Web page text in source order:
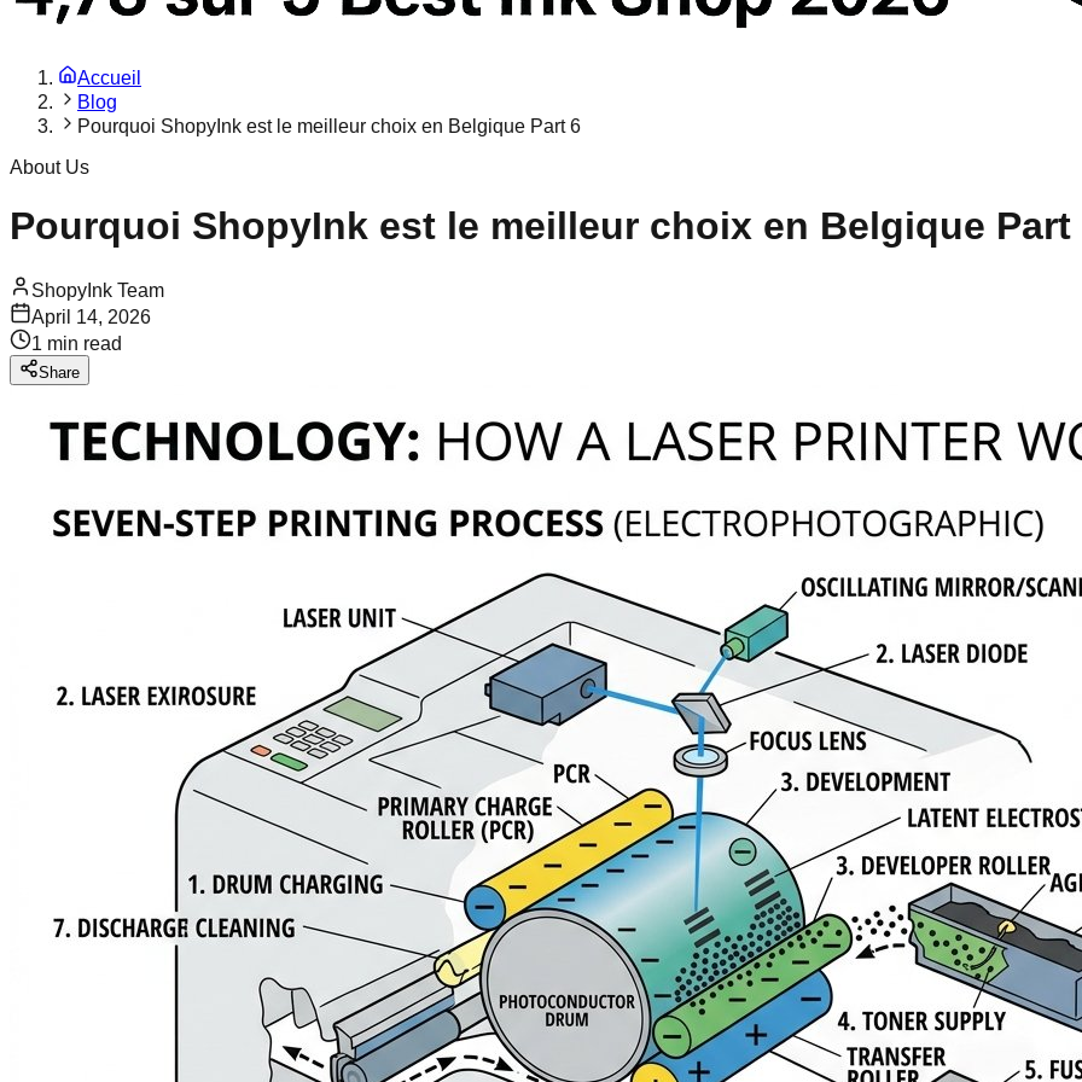
Accueil
Blog
Pourquoi ShopyInk est le meilleur choix en Belgique Part 6
About Us
Pourquoi ShopyInk est le meilleur choix en Belgique Part
ShopyInk Team
April 14, 2026
1 min read
Share